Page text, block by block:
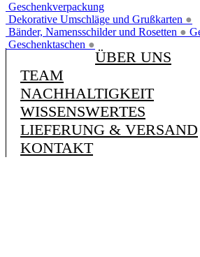
Geschenkverpackung
Dekorative Umschläge und Grußkarten ●
Bänder, Namensschilder und Rosetten ●
Geschenktaschen ●
ÜBER UNS
TEAM
NACHHALTIGKEIT
WISSENSWERTES
LIEFERUNG & VERSAND
KONTAKT